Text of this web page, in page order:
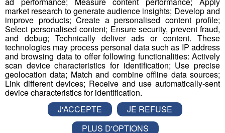
Publié par La rédaction Montblanclive-29 juin 2018 à 09h30
-Mis à jour le 16 août 2018 à 13h01
Le Magazine Radio Mont Blanc
Animation
La Matinale des Super Lève-Tôt
Découverte
market research to generate audience insights; Develop and
improve products; Create a personalised content profile;
Select personalised content; Ensure security, prevent fraud,
and debug; Technically deliver ads or content. These
technologies may process personal data such as IP address
and browsing data to offer following functionalities: Actively
scan device characteristics for identification; Use precise
geolocation data; Match and combine offline data sources;
Link different devices; Receive and use automatically-sent
device characteristics for identification.
J'ACCEPTE
JE REFUSE
PLUS D'OPTIONS